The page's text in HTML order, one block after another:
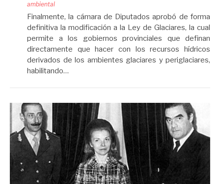
ambiental
Finalmente, la cámara de Diputados aprobó de forma
definitiva la modificación a la Ley de Glaciares, la cual
permite a los gobiernos provinciales que definan
directamente que hacer con los recursos hídricos
derivados de los ambientes glaciares y periglaciares,
habilitando…